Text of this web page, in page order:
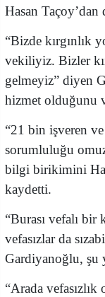
Hasan Taçoy’dan
“Bizde kırgınlık
vekiliyiz. Bizler
gelmeyiz” diyen
hizmet olduğunu
“21 bin işveren
sorumluluğu
bilgi birikimini
kaydetti.
“Burası vefalı
vefasızlar da
Gardiyanoğlu, şu
“Arada